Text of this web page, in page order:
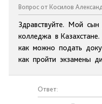
Вопрос от Косилов
Здравствуйте. Мой сын
колледжа в
как можно подать
как пройти экзамены
Ответ: